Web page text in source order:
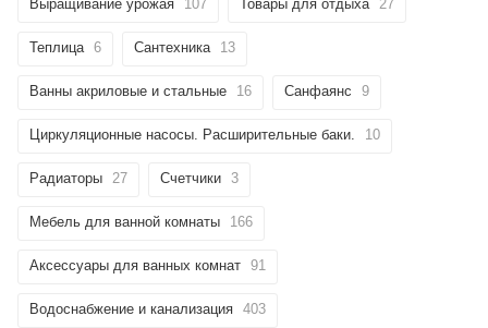
Выращивание урожая 107 Товары для отдыха 27
Теплица 6 Сантехника 13
Ванны акриловые и стальные 16 Санфаянс 9
Циркуляционные насосы. Расширительные баки. 10
Радиаторы 27 Счетчики 3
Мебель для ванной комнаты 166
Аксессуары для ванных комнат 91
Водоснабжение и канализация 403